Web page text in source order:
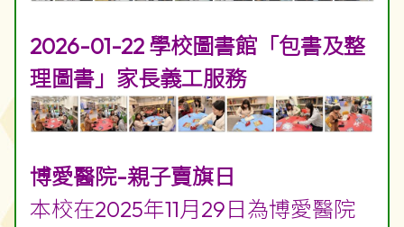
2026-01-22 學校圖書館「包書及整
理圖書」家長義工服務
博愛醫院-親子賣旗日
本校在2025年11月29日為博愛醫院